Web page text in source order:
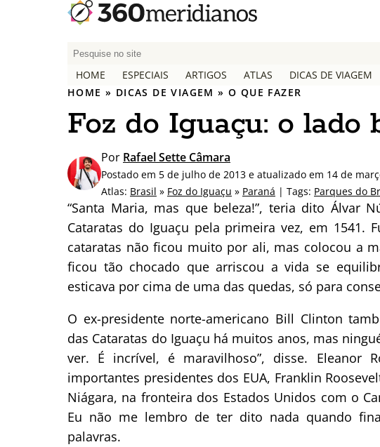
P
q
u
i
a
r
p
o
r
:
HOME ESPECIAIS ARTIGOS ATLAS DICAS DE VIAGEM
HOME » DICAS DE VIAGEM »O QUE FAZER
Foz do Iguaçu: o lado
Por Rafael Sette Câmara
Postado em 5 de julho de 2013 e atualizado em 14 de
Atlas: Brasil » Foz do Iguaçu » Paraná | Tags: Parques do
“Santa Maria, mas que beleza!”, teria dito Álvar
Cataratas do Iguaçu pela primeira vez, em 1541.
cataratas não ficou muito por ali, mas colocou a
ficou tão chocado que arriscou a vida se
esticava por cima de uma das quedas, só para
O ex-presidente norte-americano Bill Clinton
das Cataratas do Iguaçu há muitos anos, mas
ver. É incrível, é maravilhoso”, disse. Eleanor
importantes presidentes dos EUA, Franklin
Niágara, na fronteira dos Estados Unidos com o
Eu não me lembro de ter dito nada quando
palavras.